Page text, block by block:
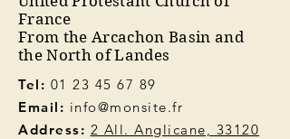
France
From the Arcachon Basin and
the North of Landes
Tel: 01 23 45 67 89
Email: info@monsite.fr
Address: 2 All. Anglicane, 33120